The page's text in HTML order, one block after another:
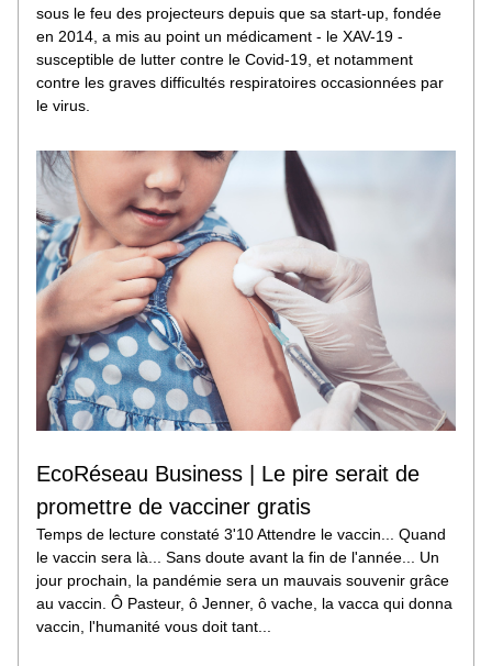
sous le feu des projecteurs depuis que sa start-up, fondée
en 2014, a mis au point un médicament - le XAV-19 -
susceptible de lutter contre le Covid-19, et notamment
contre les graves difficultés respiratoires occasionnées par
le virus.
EcoRéseau Business | Le pire serait de
promettre de vacciner gratis
Temps de lecture constaté 3'10 Attendre le vaccin... Quand
le vaccin sera là... Sans doute avant la fin de l'année... Un
jour prochain, la pandémie sera un mauvais souvenir grâce
au vaccin. Ô Pasteur, ô Jenner, ô vache, la vacca qui donna
vaccin, l'humanité vous doit tant...